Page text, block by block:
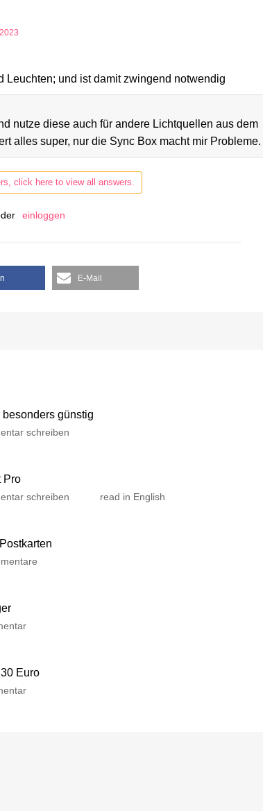
Leuchten; und ist damit zwingend notwendig
nutze diese auch für andere Lichtquellen aus dem
alles super, nur die Sync Box macht mir Probleme.
click here to view all answers.
einloggen
E-Mail
günstig
schreiben
Pro
schreiben read in English
Euro